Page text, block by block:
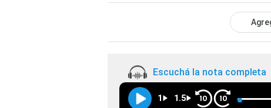
Escuchá la nota completa
1 1.5 10 10